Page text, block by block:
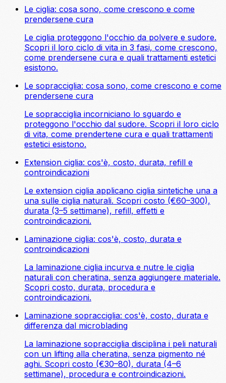
Le ciglia: cosa sono, come crescono e come
prendersene cura
Le ciglia proteggono l'occhio da polvere e sudore.
Scopri il loro ciclo di vita in 3 fasi, come crescono,
come prendersene cura e quali trattamenti estetici
esistono.
Le sopracciglia: cosa sono, come crescono e come
prendersene cura
Le sopracciglia incorniciano lo sguardo e
proteggono l'occhio dal sudore. Scopri il loro ciclo
di vita, come prendertene cura e quali trattamenti
estetici esistono.
Extension ciglia: cos'è, costo, durata, refill e
controindicazioni
Le extension ciglia applicano ciglia sintetiche una a
una sulle ciglia naturali. Scopri costo (€60–300),
durata (3–5 settimane), refill, effetti e
controindicazioni.
Laminazione ciglia: cos'è, costo, durata e
controindicazioni
La laminazione ciglia incurva e nutre le ciglia
naturali con cheratina, senza aggiungere materiale.
Scopri costo, durata, procedura e
controindicazioni.
Laminazione sopracciglia: cos'è, costo, durata e
differenza dal microblading
La laminazione sopracciglia disciplina i peli naturali
con un lifting alla cheratina, senza pigmento né
aghi. Scopri costo (€30–80), durata (4–6
settimane), procedura e controindicazioni.